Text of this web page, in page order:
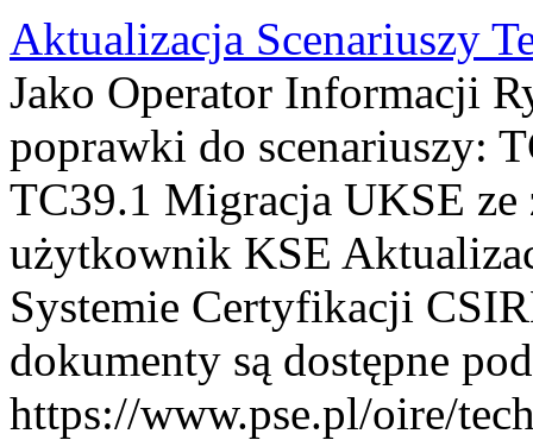
Aktualizacja Scenariuszy
Jako Operator Informacji
poprawki do scenariuszy:
TC39.1 Migracja UKSE
użytkownik KSE
Systemie Certyfikacji
dokumenty są dostępne
https://www.pse.pl/oire/